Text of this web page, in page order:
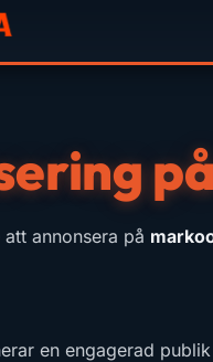
annonsera på
en engagerad